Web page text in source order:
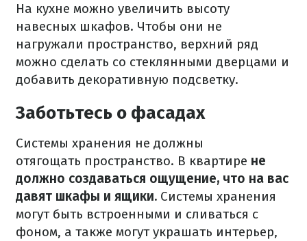
На кухне можно увеличить высоту
навесных шкафов. Чтобы они не
нагружали пространство, верхний ряд
можно сделать со стеклянными дверцами и
добавить декоративную подсветку.
Заботьтесь о фасадах
Системы хранения не должны
отягощать пространство. В квартире не
должно создаваться ощущение, что на вас
давят шкафы и ящики. Системы хранения
могут быть встроенными и сливаться с
фоном, а также могут украшать интерьер,